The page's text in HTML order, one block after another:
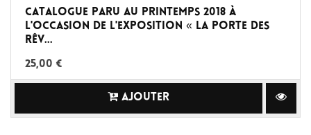
Catalogue paru au printemps 2018 à
l'occasion de l'exposition « La Porte des
rêv...
25,00 €
AJOUTER